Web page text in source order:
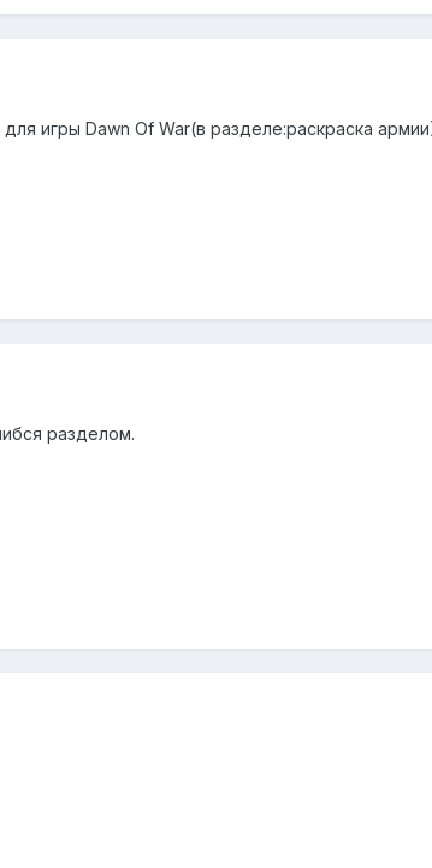
игры Dawn Of War(в разделе:раскраска
разделом.